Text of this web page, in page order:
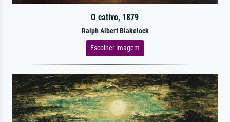
O cativo, 1879
Ralph Albert Blakelock
Escolher imagem